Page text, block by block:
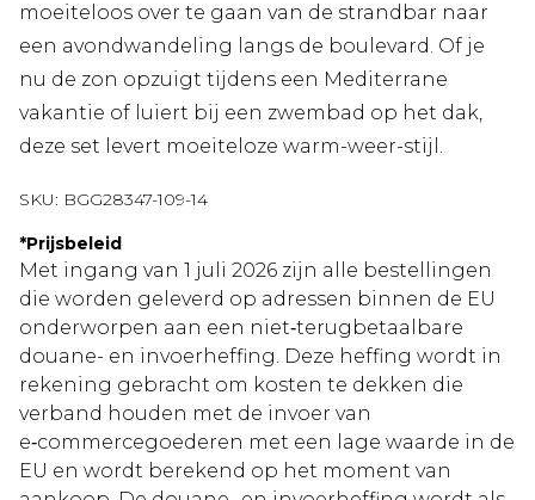
moeiteloos over te gaan van de strandbar naar
een avondwandeling langs de boulevard. Of je
nu de zon opzuigt tijdens een Mediterrane
vakantie of luiert bij een zwembad op het dak,
deze set levert moeiteloze warm-weer-stijl.
SKU: BGG28347-109-14
*Prijsbeleid
Met ingang van 1 juli 2026 zijn alle bestellingen
die worden geleverd op adressen binnen de EU
onderworpen aan een niet‑terugbetaalbare
douane- en invoerheffing. Deze heffing wordt in
rekening gebracht om kosten te dekken die
verband houden met de invoer van
e‑commercegoederen met een lage waarde in de
EU en wordt berekend op het moment van